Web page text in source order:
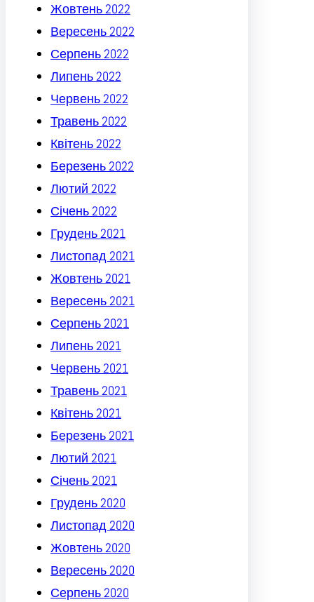
Жовтень 2022
Вересень 2022
Серпень 2022
Липень 2022
Червень 2022
Травень 2022
Квітень 2022
Березень 2022
Лютий 2022
Січень 2022
Грудень 2021
Листопад 2021
Жовтень 2021
Вересень 2021
Серпень 2021
Липень 2021
Червень 2021
Травень 2021
Квітень 2021
Березень 2021
Лютий 2021
Січень 2021
Грудень 2020
Листопад 2020
Жовтень 2020
Вересень 2020
Серпень 2020